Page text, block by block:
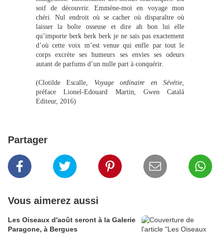
soif de découvrir. Emmène-moi en voyage mon
chéri. Nul endroit où se cacher où disparaître où
laisser la boîte osseuse et dire ah bon lui elle
qu’importe berk berk berk je ne sais pas exactement
d’où cette voix m’est venue qui enfle par tout le
corps excrète ses humeurs ses envies ses odeurs
autant de parfums d’un nulle part à conquérir.
(Clotilde Escalle, Voyage ordinaire en Sévétie,
préface Lionel-Edouard Martin, Gwen Catalá
Editeur, 2016)
Partager
Vous aimerez aussi
Les Oiseaux d'août seront à la Galerie
Paragone, à Bergues